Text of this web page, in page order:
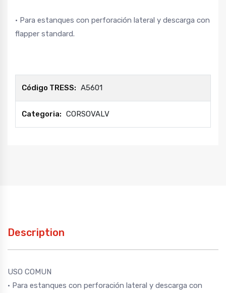
• Para estanques con perforación lateral y descarga con
flapper standard.
Código TRESS: A5601
Categoria: CORSOVALV
Description
USO COMUN
• Para estanques con perforación lateral y descarga con